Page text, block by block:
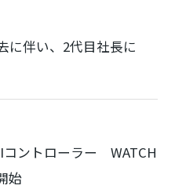
伴い、2代目社長に
ントローラー WATCH
始